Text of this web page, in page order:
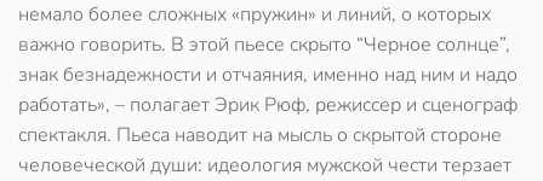
немало более сложных «пружин» и линий, о которых
важно говорить. В этой пьесе скрыто “Черное солнце”,
знак безнадежности и отчаяния, именно над ним и надо
работать», – полагает Эрик Рюф, режиссер и сценограф
спектакля. Пьеса наводит на мысль о скрытой стороне
человеческой души: идеология мужской чести терзает